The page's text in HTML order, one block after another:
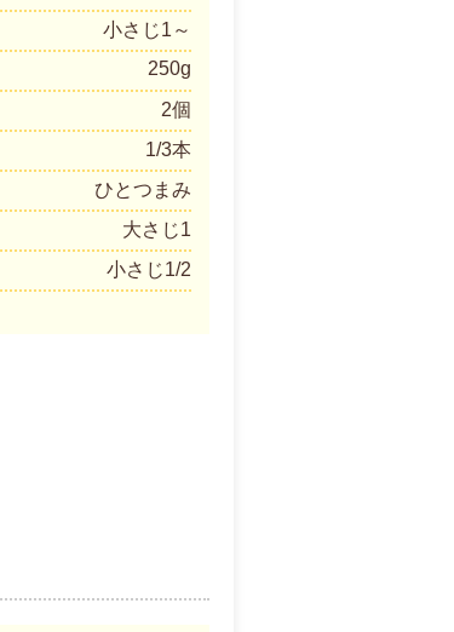
小さじ1～
250g
2個
1/3本
ひとつまみ
大さじ1
小さじ1/2